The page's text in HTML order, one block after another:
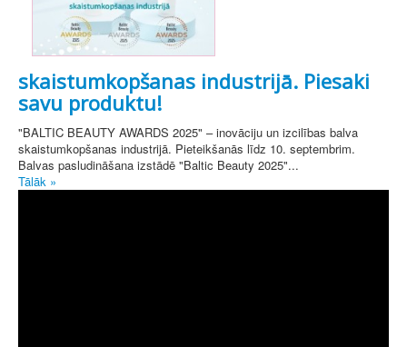
skaistumkopšanas industrijā. Piesaki
savu produktu!
"BALTIC BEAUTY AWARDS 2025" – inovāciju un izcilības balva
skaistumkopšanas industrijā. Pieteikšanās līdz 10. septembrim.
Balvas pasludināšana izstādē "Baltic Beauty 2025"...
Tālāk »